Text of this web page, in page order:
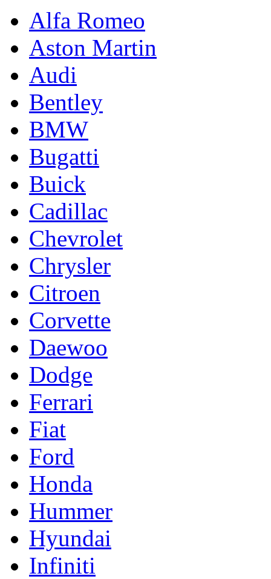
Alfa Romeo
Aston Martin
Audi
Bentley
BMW
Bugatti
Buick
Cadillac
Chevrolet
Chrysler
Citroen
Corvette
Daewoo
Dodge
Ferrari
Fiat
Ford
Honda
Hummer
Hyundai
Infiniti